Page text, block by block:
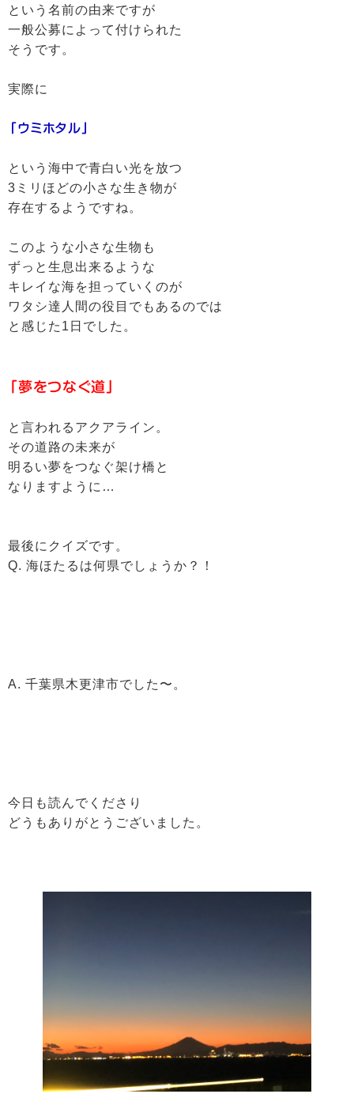
という名前の由来ですが
一般公募によって付けられた
そうです。
実際に
「ウミホタル」
という海中で青白い光を放つ
3ミリほどの小さな生き物が
存在するようですね。
このような小さな生物も
ずっと生息出来るような
キレイな海を担っていくのが
ワタシ達人間の役目でもあるのでは
と感じた1日でした。
「夢をつなぐ道」
と言われるアクアライン。
その道路の未来が
明るい夢をつなぐ架け橋と
なりますように…
最後にクイズです。
Q. 海ほたるは何県でしょうか？！
A. 千葉県木更津市でした〜。
今日も読んでくださり
どうもありがとうございました。